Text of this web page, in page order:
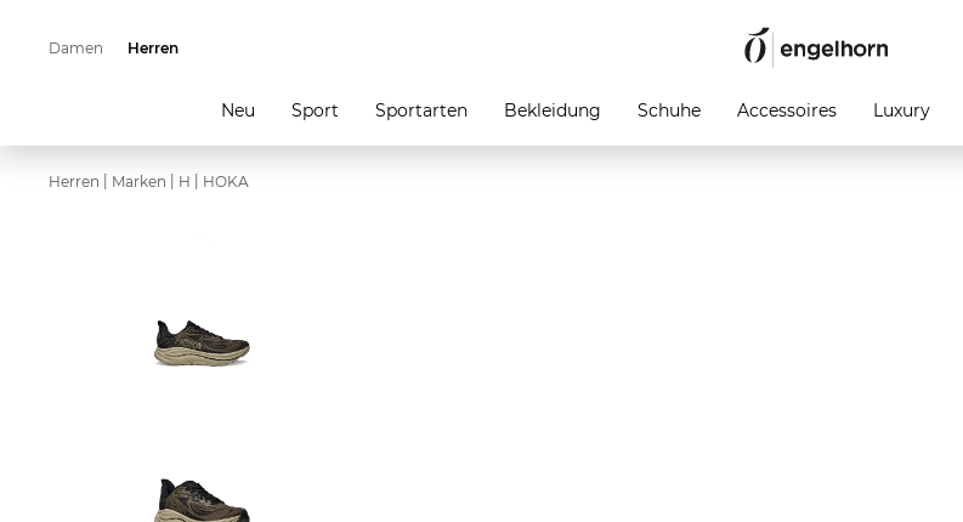
Damen Herren
Neu Sport Sportarten Bekleidung Schuhe Accessoires Luxury
Herren Marken H HOKA